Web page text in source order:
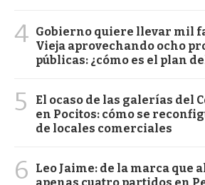
4 Gobierno quiere llevar mil
Vieja aprovechando ocho
públicas: ¿cómo es el plan
5
El ocaso de las galerías del
en Pocitos: cómo se
de locales comerciales
6
Leo Jaime: de la marca que